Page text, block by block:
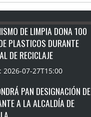
DE LIMPIA DONA 100
PLASTICOS DURANTE
DE RECICLAJE
2026-07-27T15:00
PAN DESIGNACIÓN DE
A LA ALCALDÍA DE